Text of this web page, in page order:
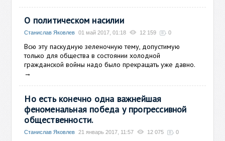
О политическом насилии
Станислав Яковлев 01 май 2017, 01:18 12 159 0
Всю эту паскудную зеленочную тему, допустимую
только для общества в состоянии холодной
гражданской войны надо было прекращать уже давно.
→
Но есть конечно одна важнейшая
феноменальная победа у прогрессивной
общественности.
Станислав Яковлев 21 январь 2017, 11:57 12 075 0